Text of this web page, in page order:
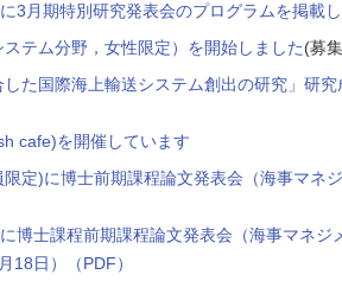
3月期特別研究発表会のプログラムを掲載
テム分野，女性限定）を開始しました(募
した国際海上輸送システム創出の研究」研
cafe)を開催しています
定)に博士前期課程論文発表会（海事マネ
博士課程前期課程論文発表会（海事マネジ
18日）（PDF）